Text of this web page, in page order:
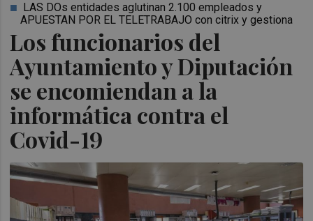
Los funcionarios del
Ayuntamiento y Diputación
se encomiendan a la
informática contra el
Covid-19
LAS DOs entidades aglutinan 2.100 empleados y
APUESTAN POR EL TELETRABAJO con citrix y gestiona